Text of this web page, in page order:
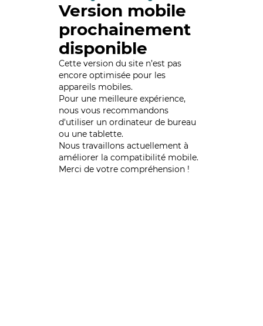
Version mobile
prochainement
disponible
Cette version du site n’est pas
encore optimisée pour les
appareils mobiles.
Pour une meilleure expérience,
nous vous recommandons
d'utiliser un ordinateur de bureau
ou une tablette.
Nous travaillons actuellement à
améliorer la compatibilité mobile.
Merci de votre compréhension !